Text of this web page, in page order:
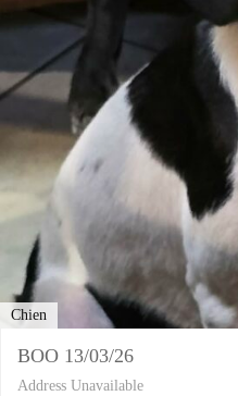
Chien
BOO 13/03/26
Address Unavailable